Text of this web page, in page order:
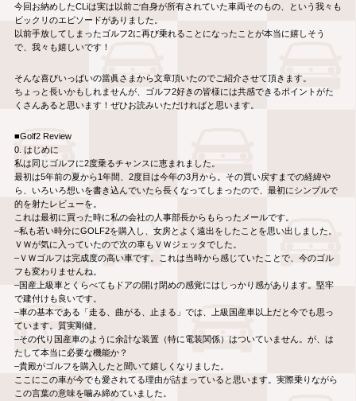
今回お納めしたCLiは実は以前ご自身が所有されていた車両そのもの、という我々も
ビックリのエピソードがありました。
以前手放してしまったゴルフ2に再び乗れることになったことが本当に嬉しそう
で、我々も嬉しいです！
そんな喜びいっぱいの當眞さまから文章頂いたのでご紹介させて頂きます。
ちょっと長いかもしれませんが、ゴルフ2好きの皆様には共感できるポイントがた
くさんあると思います！ぜひお読みいただければと思います。
■Golf2 Review
0. はじめに
私は同じゴルフに2度乗るチャンスに恵まれました。
最初は5年前の夏から1年間、2度目は今年の3月から。その買い戻すまでの経緯や
ら、いろいろ想いを書き込んでいたら長くなってしまったので、最初にシンプルで
的を射たレビューを。
これは最初に買った時に私の会社の人事部長からもらったメールです。
–私も若い時分にGOLF2を購入し、女房とよく遠出をしたことを思い出しました。
ＶＷが気に入っていたので次の車もＶＷジェッタでした。
–ＶＷゴルフは完成度の高い車です。これは当時から感じていたことで、今のゴル
フも変わりませんね。
–国産上級車とくらべてもドアの開け閉めの感覚にはしっかり感があります。堅牢
で建付けも良いです。
–車の基本である「走る、曲がる、止まる」では、上級国産車以上だと今でも思っ
ています。質実剛健。
–その代り国産車のように余計な装置（特に電装関係）はついていません。が、は
たして本当に必要な機能か？
–貴殿がゴルフを購入したと聞いて嬉しくなりました。
ここにこの車が今でも愛されてる理由が詰まっていると思います。実際乗りながら
この言葉の意味を噛み締めていました。